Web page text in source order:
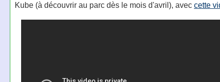
Kube (à découvrir au parc dès le mois d'avril), avec cette